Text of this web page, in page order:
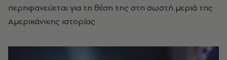
περηφανεύεται για τη θέση της στη σωστή μεριά της
Αμερικάνικης ιστορίας.